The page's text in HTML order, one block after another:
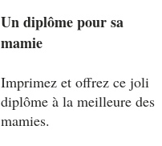
Un diplôme pour sa
mamie
Imprimez et offrez ce joli
diplôme à la meilleure des
mamies.